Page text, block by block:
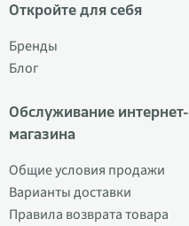
Откройте для себя
Бренды
Блог
Обслуживание интернет-
магазина
Общие условия продажи
Варианты доставки
Правила возврата товара